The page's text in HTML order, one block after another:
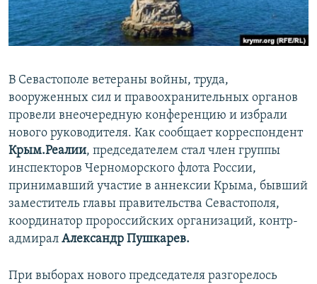
ПОБЕДИТЕЛЕЙ НЕ СУДЯТ?
КРЫМ.НЕПОКОРЕННЫЙ
УКРАИНСКАЯ ПРОБЛЕМА КРЫМА
ПРИСОЕДИНЯЙТЕСЬ!
Все сайты RFE/RL
В Севастополе ветераны войны, труда,
вооруженных сил и правоохранительных органов
провели внеочередную конференцию и избрали
нового руководителя. Как сообщает корреспондент
Крым.Реалии, председателем стал член группы
инспекторов Черноморского флота России,
принимавший участие в аннексии Крыма, бывший
заместитель главы правительства Севастополя,
координатор пророссийских организаций, контр-
адмирал Александр Пушкарев.
При выборах нового председателя разгорелось